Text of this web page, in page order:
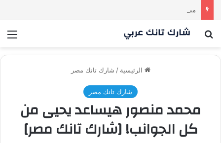
بحث عن
الرئيسية / شارك تانك مصر
شارك تانك مصر
محمد منصور هيساعد يحيى من
كل الجوانب! [شارك تانك مصر]